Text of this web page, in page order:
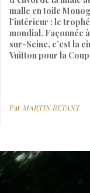
malle en toile
l’intérieur : le
mondial. Façonnée
sur-Seine, c’est la
Vuitton pour la
Par MARTIN BETANT